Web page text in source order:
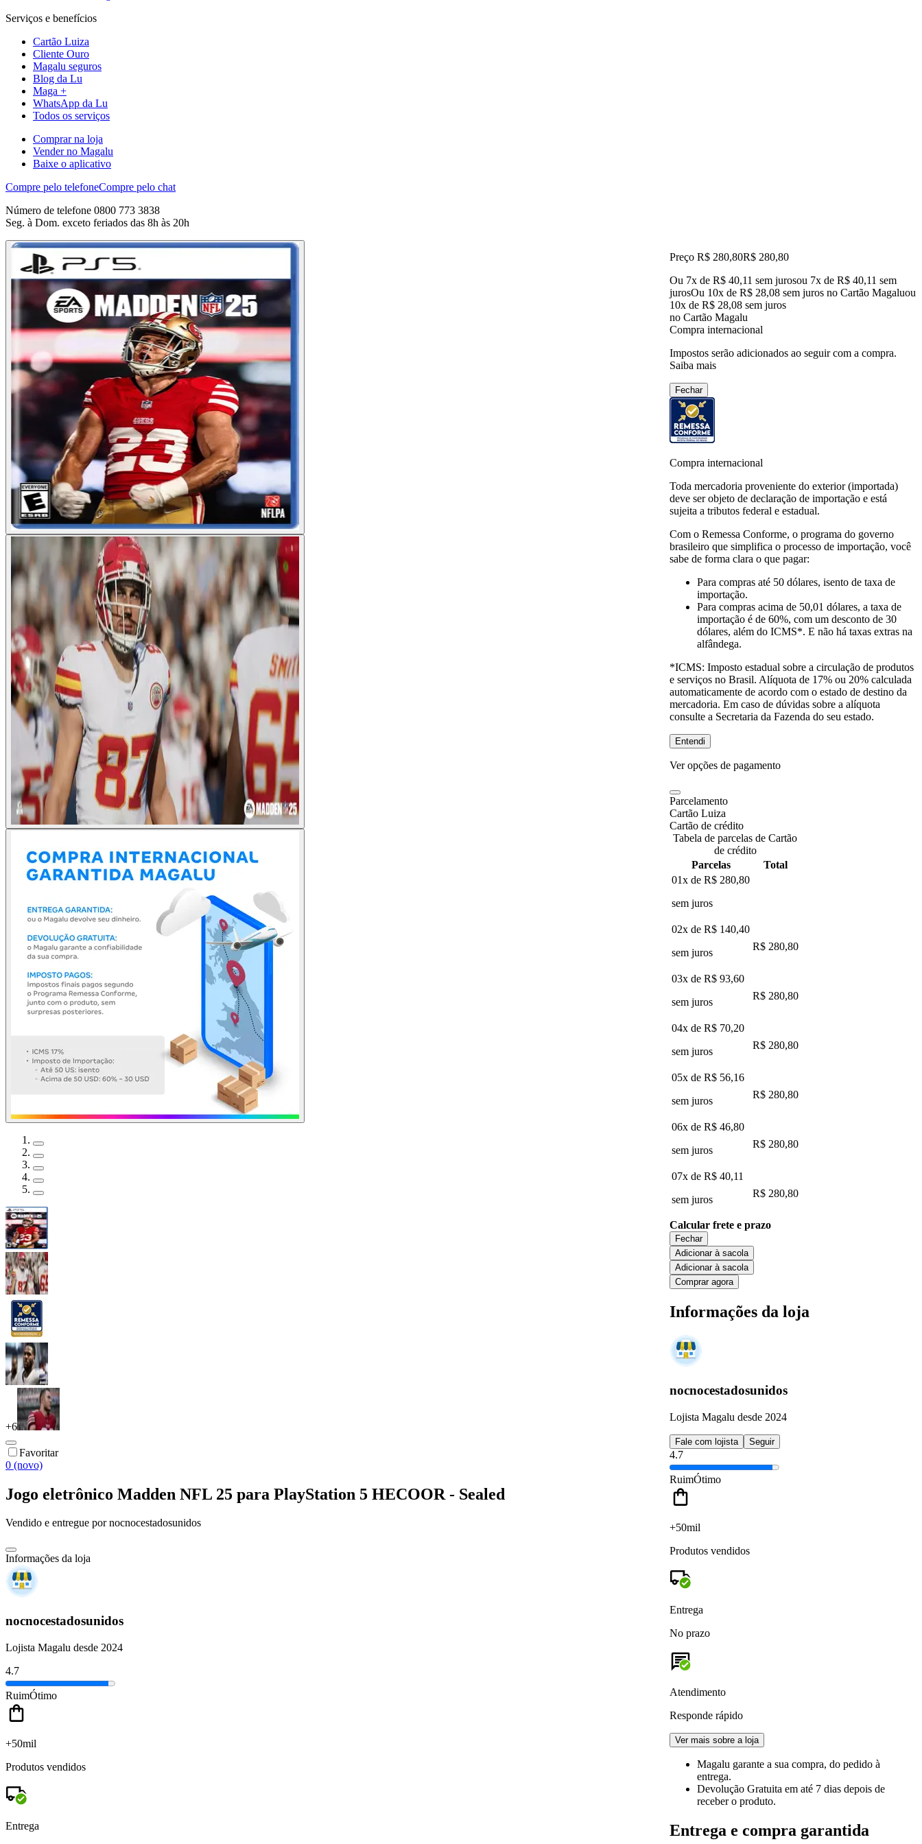
Serviços e benefícios
Cartão Luiza
Cliente Ouro
Magalu seguros
Blog da Lu
Maga +
WhatsApp da Lu
Todos os serviços
Comprar na loja
Vender no Magalu
Baixe o aplicativo
Compre pelo telefoneCompre pelo chat
Número de telefone 0800 773 3838
Seg. à Dom. exceto feriados das 8h às 20h
+6
Favoritar
0 (novo)
Jogo eletrônico Madden NFL 25 para PlayStation 5 HECOOR - Sealed
Vendido e entregue por nocnocestadosunidos
Informações da loja
nocnocestadosunidos
Lojista Magalu desde 2024
4.7
RuimÓtimo
+50mil
Produtos vendidos
Entrega
Preço R$ 280,80R$ 280,80
Ou 7x de R$ 40,11 sem jurosou 7x de R$ 40,11 sem
jurosOu 10x de R$ 28,08 sem juros no Cartão Magaluou
10x de R$ 28,08 sem juros
no Cartão Magalu
Compra internacional
Impostos serão adicionados ao seguir com a compra.
Saiba mais
Fechar
Compra internacional
Toda mercadoria proveniente do exterior (importada)
deve ser objeto de declaração de importação e está
sujeita a tributos federal e estadual.
Com o Remessa Conforme, o programa do governo
brasileiro que simplifica o processo de importação, você
sabe de forma clara o que pagar:
Para compras até 50 dólares, isento de taxa de
importação.
Para compras acima de 50,01 dólares, a taxa de
importação é de 60%, com um desconto de 30
dólares, além do ICMS*. E não há taxas extras na
alfândega.
*ICMS: Imposto estadual sobre a circulação de produtos
e serviços no Brasil. Alíquota de 17% ou 20% calculada
automaticamente de acordo com o estado de destino da
mercadoria. Em caso de dúvidas sobre a alíquota
consulte a Secretaria da Fazenda do seu estado.
Entendi
Ver opções de pagamento
Parcelamento
Cartão Luiza
Cartão de crédito
Tabela de parcelas de Cartão
de crédito
Parcelas
Total
01x de R$ 280,80
sem juros
02x de R$ 140,40
sem juros
R$ 280,80
03x de R$ 93,60
sem juros
R$ 280,80
04x de R$ 70,20
sem juros
R$ 280,80
05x de R$ 56,16
sem juros
R$ 280,80
06x de R$ 46,80
sem juros
R$ 280,80
07x de R$ 40,11
sem juros
R$ 280,80
Calcular frete e prazo
Fechar
Adicionar à sacola
Adicionar à sacola
Comprar agora
Informações da loja
nocnocestadosunidos
Lojista Magalu desde 2024
Fale com lojista Seguir
4.7
RuimÓtimo
+50mil
Produtos vendidos
Entrega
No prazo
Atendimento
Responde rápido
Ver mais sobre a loja
Magalu garante a sua compra, do pedido à
entrega.
Devolução Gratuita em até 7 dias depois de
receber o produto.
Entrega e compra garantida